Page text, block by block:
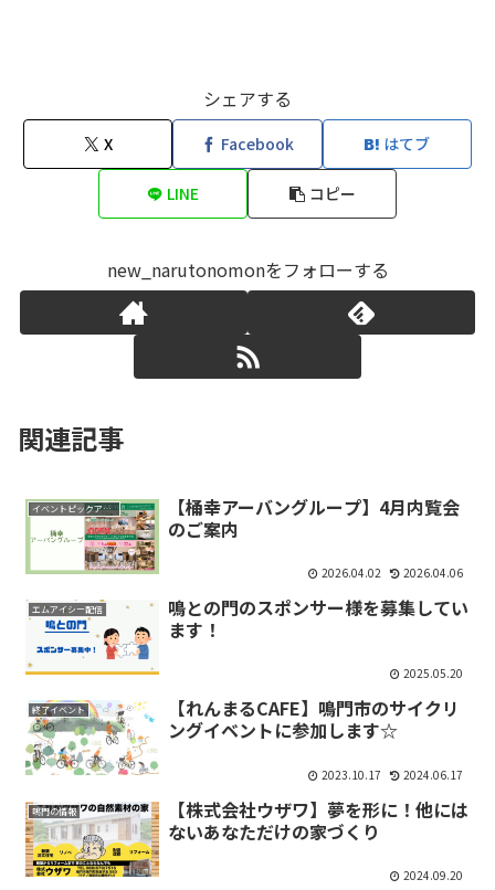
シェアする
X Facebook はてブ
LINE コピー
new_narutonomonをフォローする
関連記事
イベントピックアップ
【桶幸アーバングループ】4月内覧会
のご案内
2026.04.02 2026.04.06
エムアイシー配信
鳴との門のスポンサー様を募集してい
ます！
2025.05.20
終了イベント
【れんまるCAFE】鳴門市のサイクリ
ングイベントに参加します☆
2023.10.17 2024.06.17
鳴門の情報
【株式会社ウザワ】夢を形に！他には
ないあなただけの家づくり
2024.09.20